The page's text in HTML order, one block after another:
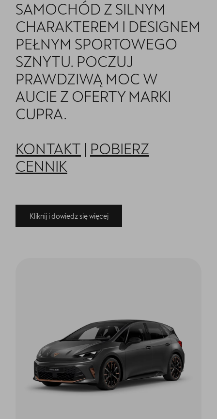
SAMOCHÓD Z SILNYM
CHARAKTEREM I DESIGNEM
PEŁNYM SPORTOWEGO
SZNYTU. POCZUJ
PRAWDZIWĄ MOC W
AUCIE Z OFERTY MARKI
CUPRA.
KONTAKT | POBIERZ
CENNIK
Kliknij i dowiedz się więcej